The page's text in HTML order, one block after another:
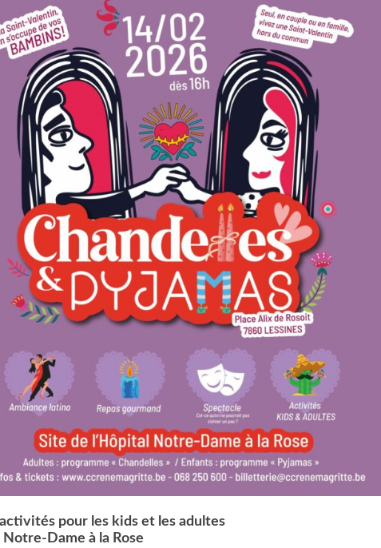
activités pour les kids et les adultes
Notre-Dame à la Rose